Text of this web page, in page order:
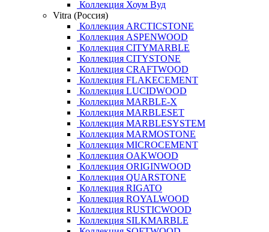
Коллекция Хоум Вуд
Vitra (Россия)
Коллекция ARCTICSTONE
Коллекция ASPENWOOD
Коллекция CITYMARBLE
Коллекция CITYSTONE
Коллекция CRAFTWOOD
Коллекция FLAKECEMENT
Коллекция LUCIDWOOD
Коллекция MARBLE-X
Коллекция MARBLESET
Коллекция MARBLESYSTEM
Коллекция MARMOSTONE
Коллекция MICROCEMENT
Коллекция OAKWOOD
Коллекция ORIGINWOOD
Коллекция QUARSTONE
Коллекция RIGATO
Коллекция ROYALWOOD
Коллекция RUSTICWOOD
Коллекция SILKMARBLE